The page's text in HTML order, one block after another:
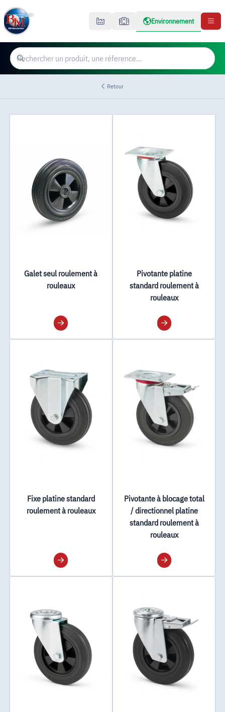
Environnement
Retour
Galet seul roulement à
rouleaux
Pivotante platine
standard roulement à
rouleaux
Fixe platine standard
roulement à rouleaux
Pivotante à blocage total
/ directionnel platine
standard roulement à
rouleaux